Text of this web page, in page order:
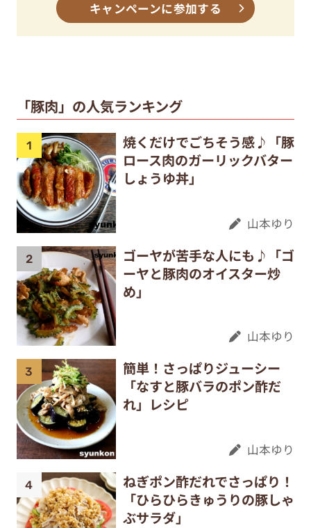
キャンペーンに参加する
「豚肉」の人気ランキング
焼くだけでごちそう感♪「豚
ロース肉のガーリックバター
しょうゆ丼」
山本ゆり
ゴーヤが苦手な人にも♪「ゴ
ーヤと豚肉のオイスター炒
め」
山本ゆり
簡単！さっぱりジューシー
「なすと豚バラのポン酢だ
れ」レシピ
山本ゆり
ねぎポン酢だれでさっぱり！
「ひらひらきゅうりの豚しゃ
ぶサラダ」